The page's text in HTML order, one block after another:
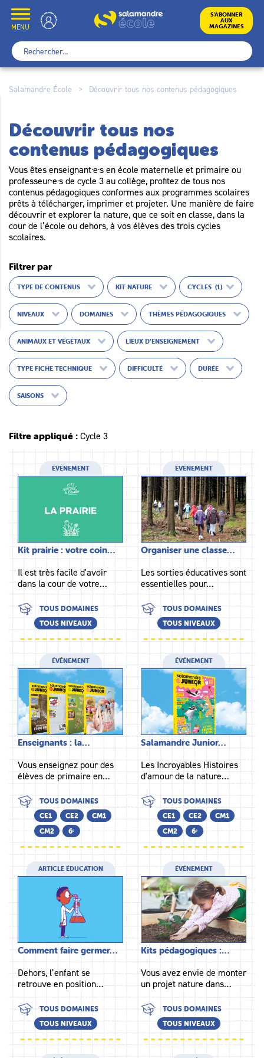
content
MENU
École S’ABONNER
AUX
MAGAZINES
Rechercher :
Salamandre École > Découvrir tous nos contenus pédagogiques
Découvrir tous nos
contenus pédagogiques
Vous êtes enseignant·e·s en école maternelle et primaire ou
professeur·e·s de cycle 3 au collège, profitez de tous nos
contenus pédagogiques conformes aux programmes scolaires
prêts à télécharger, imprimer et projeter. Une manière de faire
découvrir et explorer la nature, que ce soit en classe, dans la
cour de l’école ou dehors, à vos élèves des trois cycles
scolaires.
Filtrer par
TYPE DE CONTENUS KIT NATURE CYCLES (1)
NIVEAUX DOMAINES THÈMES PÉDAGOGIQUES
ANIMAUX ET VÉGÉTAUX LIEUX D’ENSEIGNEMENT
TYPE FICHE TECHNIQUE DIFFICULTÉ DURÉE
SAISONS
Filtre appliqué : Cycle 3
ÉVÉNEMENT
Kit prairie : votre coin…
Il est très facile d'avoir
dans la cour de votre…
TOUS DOMAINES
TOUS NIVEAUX
ÉVÉNEMENT
Organiser une classe…
Les sorties éducatives sont
essentielles pour…
TOUS DOMAINES
TOUS NIVEAUX
ÉVÉNEMENT
Enseignants : la…
Vous enseignez pour des
élèves de primaire en…
TOUS DOMAINES
CE1
CE2
CM1
CM2
6ᵉ
ÉVÉNEMENT
Salamandre Junior…
Les Incroyables Histoires
d'amour de la nature…
TOUS DOMAINES
CE1
CE2
CM1
CM2
6ᵉ
ARTICLE ÉDUCATION
Comment faire germer…
Dehors, l’enfant se
retrouve en position…
TOUS DOMAINES
TOUS NIVEAUX
ÉVÉNEMENT
Kits pédagogiques :…
Vous avez envie de monter
un projet nature dans…
TOUS DOMAINES
TOUS NIVEAUX